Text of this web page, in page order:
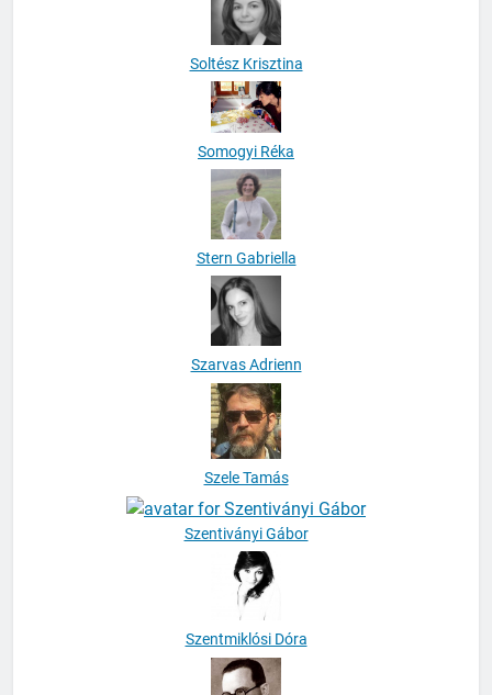
Soltész Krisztina
Somogyi Réka
Stern Gabriella
Szarvas Adrienn
Szele Tamás
Szentiványi Gábor
Szentmiklósi Dóra